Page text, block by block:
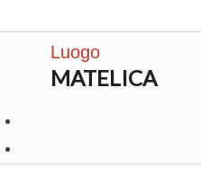
Luogo
MATELICA